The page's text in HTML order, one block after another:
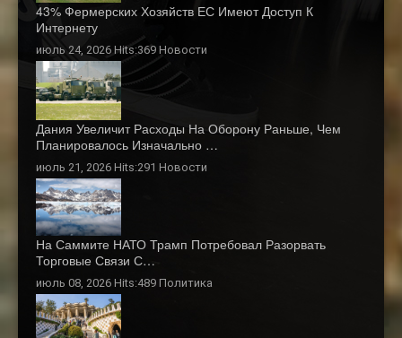
43% Фермерских Хозяйств ЕС Имеют Доступ К
Интернету
июль 24, 2026 Hits:369 Новости
Дания Увеличит Расходы На Оборону Раньше, Чем
Планировалось Изначально …
июль 21, 2026 Hits:291 Новости
На Саммите НАТО Трамп Потребовал Разорвать
Торговые Связи С…
июль 08, 2026 Hits:489 Политика